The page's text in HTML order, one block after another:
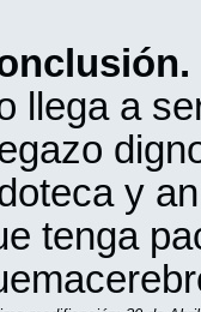
llega a
y
tenga